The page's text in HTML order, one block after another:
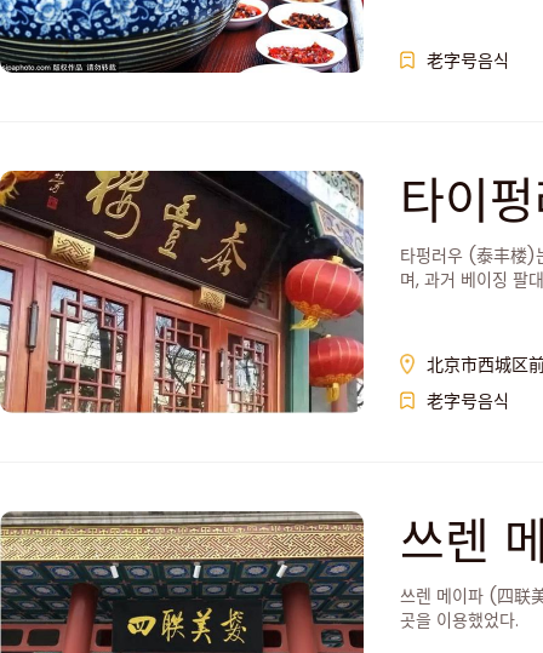
老字号음식
타이
타펑러우 (泰丰楼)
며, 과거 베이징 팔
北京市西城区
老字号음식
쓰렌
쓰렌 메이파 (四联
곳을 이용했었다.